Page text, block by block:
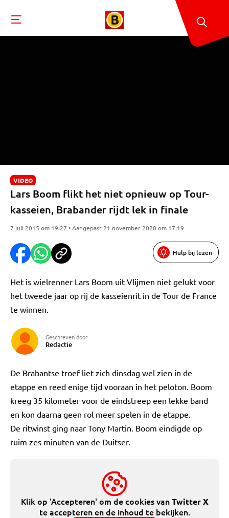
VIDEO
Lars Boom flikt het niet opnieuw op Tour-
kasseien, Brabander rijdt lek in finale
7 juli 2015 om 19:27 • Aangepast 21 november 2020 om 17:19
Hulp bij lezen
Het is wielrenner Lars Boom uit Vlijmen niet gelukt voor
het tweede jaar op rij de kasseienrit in de Tour de France
te winnen.
Geschreven door
Redactie
De Brabantse troef liet zich dinsdag wel zien in de
etappe en reed enige tijd vooraan in het peloton. Boom
kreeg 35 kilometer voor de eindstreep een lekke band
en kon daarna geen rol meer spelen in de etappe.
De ritwinst ging naar Tony Martin. Boom eindigde op
ruim zes minuten van de Duitser.
Klik op 'Accepteren' om de cookies vanTwitter X
te accepteren en de inhoud te bekijken.